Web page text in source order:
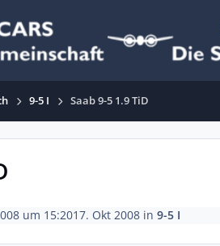
9-5 I Saab 9-5 1.9 TiD
um 15:2017. Okt 2008in 9-5 I